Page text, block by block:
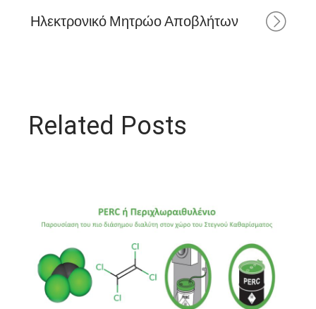
Ηλεκτρονικό Μητρώο Αποβλήτων
Related Posts